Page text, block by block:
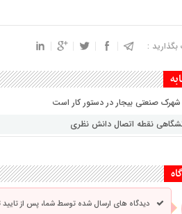
بگذارید :
صنعتی بیجار در دستور کار است
نقطه اتصال دانش نظری
دیدگاه های ارسال شده توسط شما، پس از